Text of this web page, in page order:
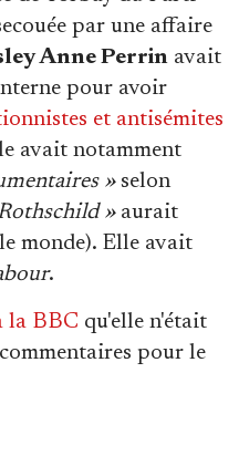
par une affaire
Anne Perrin avait
pour avoir
et antisémites
avait notamment
»selon
»aurait
monde). Elle avait
.
la BBC qu'elle n'était
pour le